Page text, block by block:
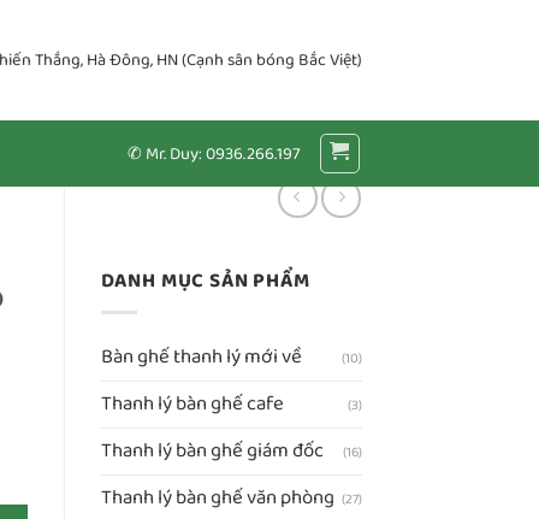
Thắng, Hà Đông, HN (Cạnh sân bóng Bắc Việt)
✆ Mr. Duy: 0936.266.197
DANH MỤC SẢN PHẨM
Bàn ghế thanh lý mới về (10)
Thanh lý bàn ghế cafe (3)
Thanh lý bàn ghế giám đốc (16)
Thanh lý bàn ghế văn phòng (27)